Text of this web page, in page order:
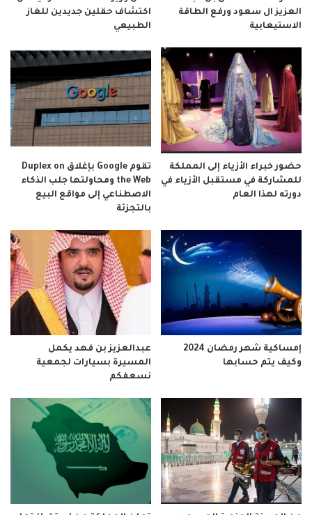
العزيز ال سعود ورفع الطاقة
الاستيعابية
اكتشاف حقلين جديدين للغاز
الطبيعي
حضور خبراء الأزياء إلى المملكة
للمشاركة في مستقبل الأزياء في
دورته لهذا العام
تقوم Google بإغلاق Duplex on
the Web ومحاولتها جلب الذكاء
الاصطناعي إلى مواقع البيع
بالتجزئة
إمساكية شهر رمضان 2024
وكيف يتم حسابها
عبدالعزيز بن فهد يكمل
المسيرة بسيارات لجمعية
نسعفكم